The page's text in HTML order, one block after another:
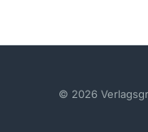
© 2026